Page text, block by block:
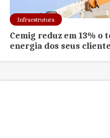
Infraestrutura
Cemig reduz em 13% o
energia dos seus